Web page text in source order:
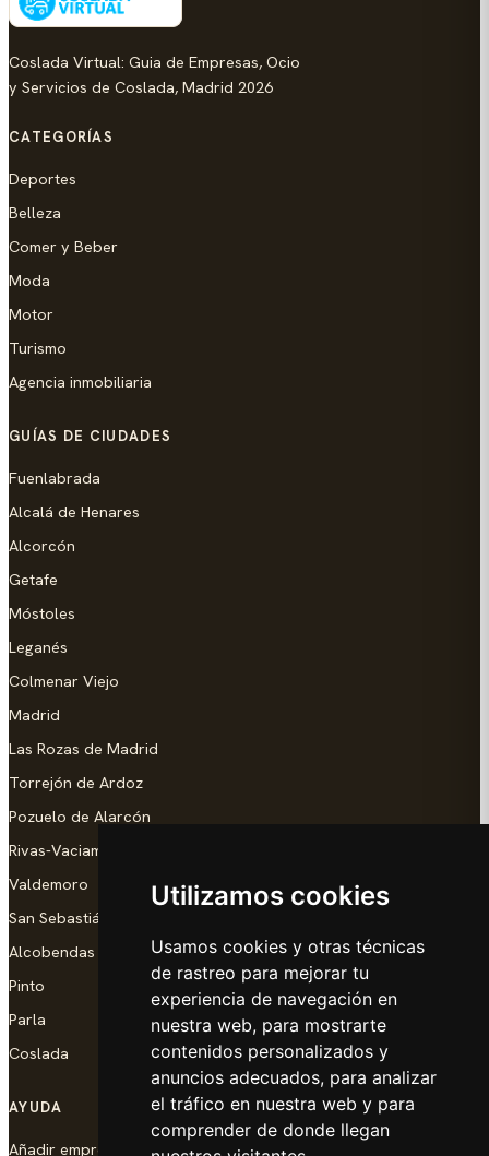
Utilizamos cookies
Usamos cookies y otras técnicas
de rastreo para mejorar tu
experiencia de navegación en
nuestra web, para mostrarte
contenidos personalizados y
anuncios adecuados, para analizar
el tráfico en nuestra web y para
comprender de donde llegan
Coslada Virtual: Guia de Empresas, Ocio
y Servicios de Coslada, Madrid 2026
CATEGORÍAS
Deportes
Belleza
Comer y Beber
Moda
Motor
Turismo
Agencia inmobiliaria
GUÍAS DE CIUDADES
Fuenlabrada
Alcalá de Henares
Alcorcón
Getafe
Móstoles
Leganés
Colmenar Viejo
Madrid
Las Rozas de Madrid
Torrejón de Ardoz
Pozuelo de Alarcón
Rivas-Vaciamadrid
Valdemoro
San Sebastián de los Reyes
Alcobendas
Pinto
Parla
Coslada
AYUDA
Añadir empresa